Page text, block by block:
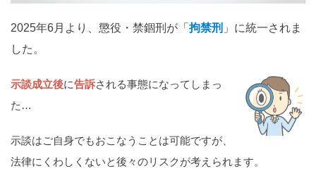
中国
鳥取
四国
九州・沖縄
福岡 佐賀 長崎 熊本 大分 宮崎 鹿児島
2025年6月より、懲役・禁錮刑が「 拘禁刑 」に統一されま
した。
示談成立後に告訴される事態になってしまっ
た…
示談はご自身でもおこなうことは可能ですが、
法律にくわしくないと後々のリスクが考えられます。